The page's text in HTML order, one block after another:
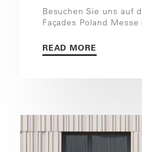
Besuchen Sie uns auf
Façades Poland Messe
READ MORE